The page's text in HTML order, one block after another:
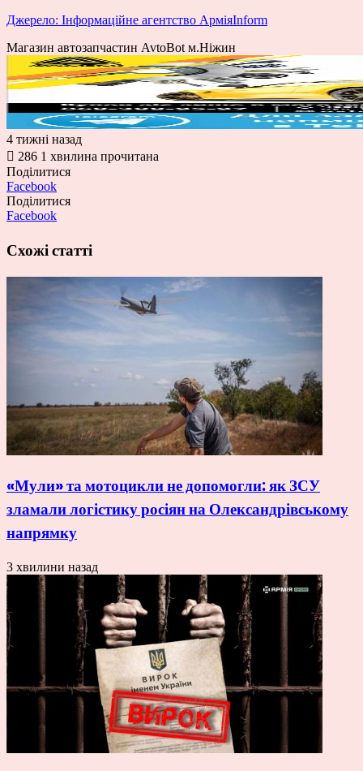
Джерело: Інформаційне агентство АрміяInform
Магазин автозапчастин AvtoBot м.Ніжин
4 тижні назад
286 1 хвилина прочитана
Поділитися
Facebook
Поділитися
Facebook
Схожі статті
«Мули» та мотоцикли не допомогли: як ЗСУ
зламали логістику росіян на Олександрівському
напрямку
3 хвилини назад